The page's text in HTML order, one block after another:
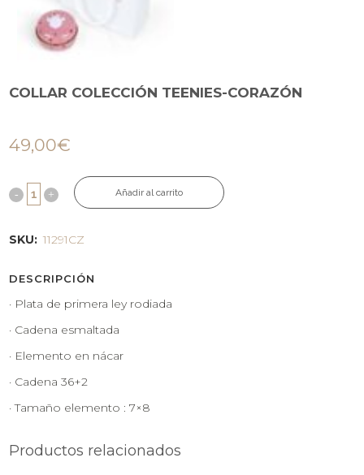
COLLAR COLECCIÓN TEENIES-CORAZÓN
49,00€
Añadir al carrito
SKU: 11291CZ
DESCRIPCIÓN
· Plata de primera ley rodiada
· Cadena esmaltada
· Elemento en nácar
· Cadena 36+2
· Tamaño elemento : 7×8
Productos relacionados